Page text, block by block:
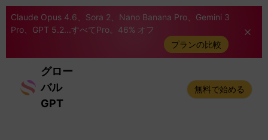
Claude Opus 4.6、Sora 2、Nano Banana Pro、Gemini 3
Pro、GPT 5.2...すべてPro。46% オフ
プランの比較
グロー
バル
GPT
無料で始める